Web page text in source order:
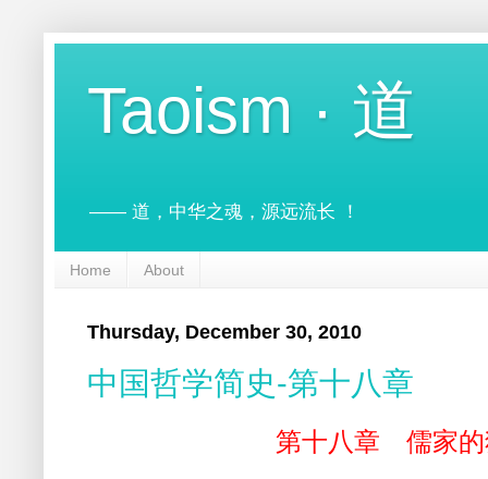
Taoism · 道
—— 道，中华之魂，源远流长 ！
Home About
Thursday, December 30, 2010
中国哲学简史-第十八章
第十八章 儒家的